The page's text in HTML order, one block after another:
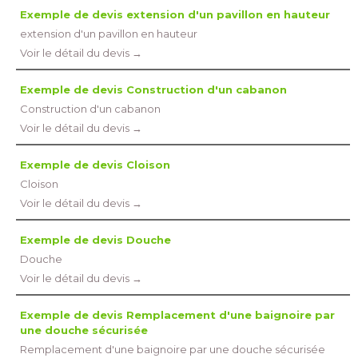
Exemple de devis extension d'un pavillon en hauteur
extension d'un pavillon en hauteur
Voir le détail du devis →
Exemple de devis Construction d'un cabanon
Construction d'un cabanon
Voir le détail du devis →
Exemple de devis Cloison
Cloison
Voir le détail du devis →
Exemple de devis Douche
Douche
Voir le détail du devis →
Exemple de devis Remplacement d'une baignoire par
une douche sécurisée
Remplacement d'une baignoire par une douche sécurisée